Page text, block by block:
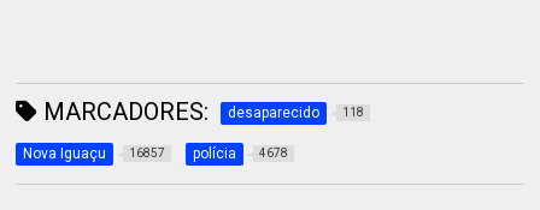
MARCADORES: desaparecido 118
Nova Iguaçu 16857 polícia 4678